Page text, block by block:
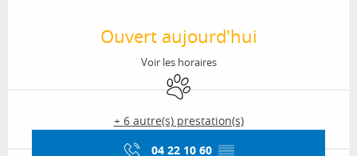
Ouvert aujourd'hui
Voir les horaires
Animaux acceptés
+ 6 autre(s) prestation(s)
04 22 10 60 ▒▒